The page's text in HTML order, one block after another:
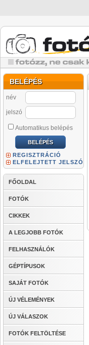
BELÉPÉS
név
jelszó
Automatikus belépés
REGISZTRÁCIÓ
ELFELEJTETT JELSZÓ
FŐOLDAL
FOTÓK
CIKKEK
A LEGJOBB FOTÓK
FELHASZNÁLÓK
GÉPTÍPUSOK
SAJÁT FOTÓK
ÚJ VÉLEMÉNYEK
ÚJ VÁLASZOK
FOTÓK FELTÖLTÉSE